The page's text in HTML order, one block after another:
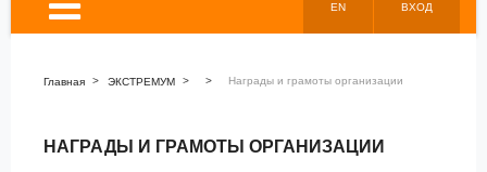
EN ВХОД
Главная > ЭКСТРЕМУМ > > Награды и грамоты организации
НАГРАДЫ И ГРАМОТЫ ОРГАНИЗАЦИИ